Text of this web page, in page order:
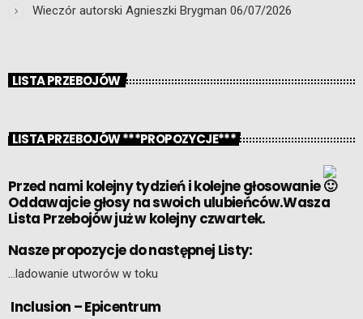
Wieczór autorski Agnieszki Brygman 06/07/2026
LISTA PRZEBOJÓW
LISTA PRZEBOJÓW ***PROPOZYCJE***
Przed nami kolejny tydzień i kolejne głosowanie
Oddawajcie głosy na swoich ulubieńców.Wasza
Lista Przebojów już w kolejny czwartek.
Nasze propozycje do następnej Listy:
…ladowanie utworów w toku
Inclusion – Epicentrum